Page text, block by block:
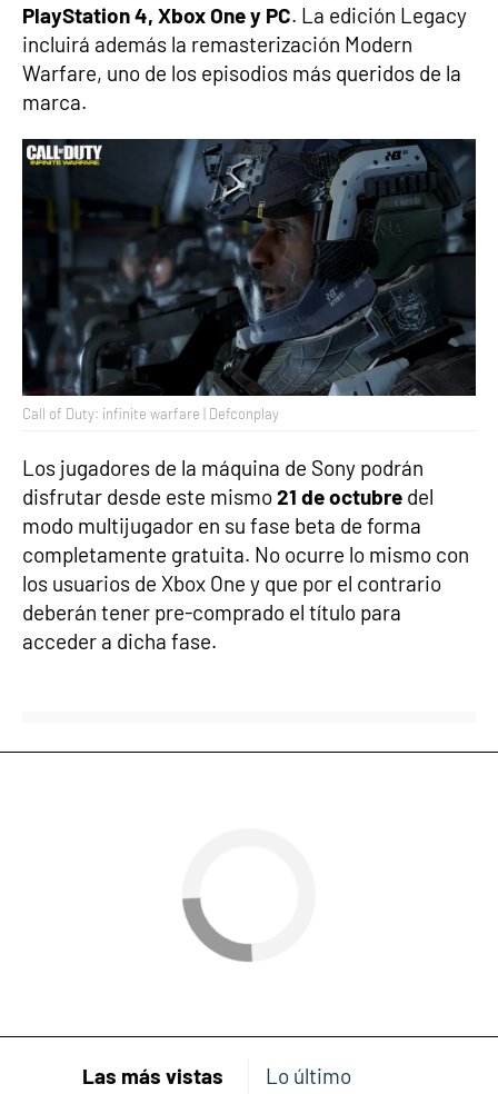
PlayStation 4, Xbox One y PC. La edición Legacy
incluirá además la remasterización Modern
Warfare, uno de los episodios más queridos de la
marca.
Call of Duty: infinite warfare | Defconplay
Los jugadores de la máquina de Sony podrán
disfrutar desde este mismo21 de octubre del
modo multijugador en su fase beta de forma
completamente gratuita. No ocurre lo mismo con
los usuarios de Xbox One y que por el contrario
deberán tener pre-comprado el título para
acceder a dicha fase.
Las más vistas Lo último